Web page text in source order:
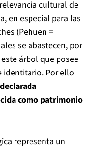
cultural de
en especial para las
(Pehuen =
se abastecen, por
árbol que posee
identitario. Por ello
como patrimonio
representa un